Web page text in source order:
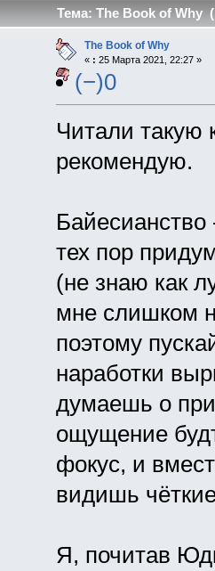
Тема: The Book of Why
The Book of Why
« : 25 Марта 2021, 22:27 »
(−)0
Читали такую
рекомендую.
тех пор
(не знаю как
мне слишком
поэтому
наработки
думаешь о
ощущение
фокус, и
видишь
Я, почитав